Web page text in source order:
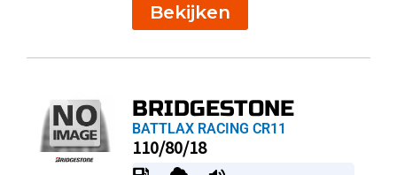
Bekijken
BRIDGESTONE
BATTLAX RACING CR11
110/80/18